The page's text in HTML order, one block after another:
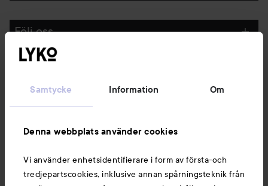
Samtycke Information Om
Denna webbplats använder cookies
Vi använder enhetsidentifierare i form av första-och
tredjepartscookies, inklusive annan spårningsteknik från
Följ oss
Du kanske också gillar